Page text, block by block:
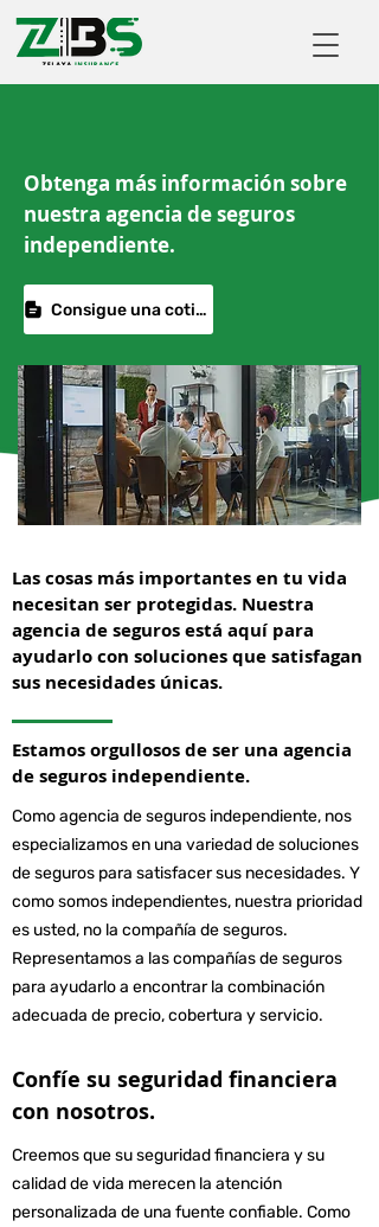
Obtenga más información sobre
nuestra agencia de seguros
independiente.
Consigue una cotización
Las cosas más importantes en tu vida
necesitan ser protegidas. Nuestra
agencia de seguros está aquí para
ayudarlo con soluciones que satisfagan
sus necesidades únicas.
Estamos orgullosos de ser una agencia
de seguros independiente.
Como agencia de seguros independiente, nos
especializamos en una variedad de soluciones
de seguros para satisfacer sus necesidades. Y
como somos independientes, nuestra prioridad
es usted, no la compañía de seguros.
Representamos a las compañías de seguros
para ayudarlo a encontrar la combinación
adecuada de precio, cobertura y servicio.
Confíe su seguridad financiera
con nosotros.
Creemos que su seguridad financiera y su
calidad de vida merecen la atención
personalizada de una fuente confiable. Como